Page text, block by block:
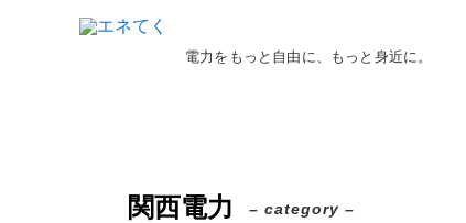
電力をもっと自由に、もっと身近に。
関西電力 – category –